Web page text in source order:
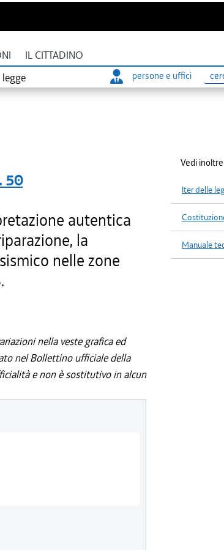
IL CITTADINO
persone e uffici
50
autentica
la
nelle zone
nella veste grafica ed
nel Bollettino ufficiale della
e non è sostitutivo in alcun
Vedi inoltre
Iter delle
Manuale